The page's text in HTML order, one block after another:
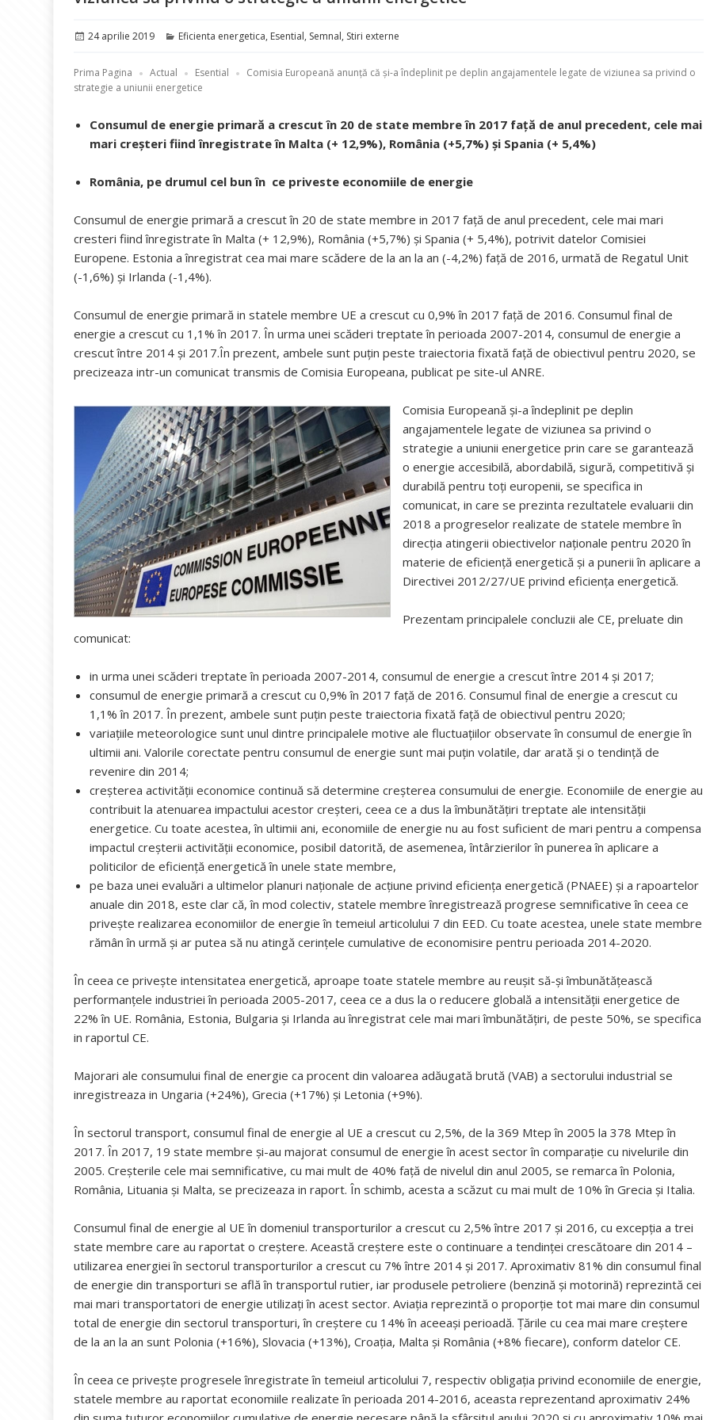
Publicat
24 aprilie 2019 Categorii
Eficienta energetica, Esential, Semnal, Stiri externe
Prima Pagina Actual Esential
Comisia Europeană anunță că și-a îndeplinit pe deplin angajamentele legate de viziunea sa privind o
strategie a uniunii energetice
Consumul de energie primară a crescut în 20 de state membre în 2017 față de anul precedent, cele mai
mari creșteri fiind înregistrate în Malta (+ 12,9%), România (+5,7%) și Spania (+ 5,4%)
România, pe drumul cel bun în ce priveste economiile de energie
Consumul de energie primară a crescut în 20 de state membre in 2017 față de anul precedent, cele mai mari
cresteri fiind înregistrate în Malta (+ 12,9%), România (+5,7%) și Spania (+ 5,4%), potrivit datelor Comisiei
Europene. Estonia a înregistrat cea mai mare scădere de la an la an (-4,2%) față de 2016, urmată de Regatul Unit
(-1,6%) și Irlanda (-1,4%).
Consumul de energie primară in statele membre UE a crescut cu 0,9% în 2017 față de 2016. Consumul final de
energie a crescut cu 1,1% în 2017. În urma unei scăderi treptate în perioada 2007-2014, consumul de energie a
crescut între 2014 și 2017.În prezent, ambele sunt puțin peste traiectoria fixată față de obiectivul pentru 2020, se
precizeaza intr-un comunicat transmis de Comisia Europeana, publicat pe site-ul ANRE.
Comisia Europeană și-a îndeplinit pe deplin
angajamentele legate de viziunea sa privind o
strategie a uniunii energetice prin care se garantează
o energie accesibilă, abordabilă, sigură, competitivă și
durabilă pentru toți europenii, se specifica in
comunicat, in care se prezinta rezultatele evaluarii din
2018 a progreselor realizate de statele membre în
direcția atingerii obiectivelor naționale pentru 2020 în
materie de eficiență energetică și a punerii în aplicare a
Directivei 2012/27/UE privind eficiența energetică.
Prezentam principalele concluzii ale CE, preluate din
comunicat:
in urma unei scăderi treptate în perioada 2007-2014, consumul de energie a crescut între 2014 și 2017;
consumul de energie primară a crescut cu 0,9% în 2017 față de 2016. Consumul final de energie a crescut cu
1,1% în 2017. În prezent, ambele sunt puțin peste traiectoria fixată față de obiectivul pentru 2020;
variațiile meteorologice sunt unul dintre principalele motive ale fluctuațiilor observate în consumul de energie în
ultimii ani. Valorile corectate pentru consumul de energie sunt mai puțin volatile, dar arată și o tendință de
revenire din 2014;
creșterea activității economice continuă să determine creșterea consumului de energie. Economiile de energie au
contribuit la atenuarea impactului acestor creșteri, ceea ce a dus la îmbunătățiri treptate ale intensității
energetice. Cu toate acestea, în ultimii ani, economiile de energie nu au fost suficient de mari pentru a compensa
impactul creșterii activității economice, posibil datorită, de asemenea, întârzierilor în punerea în aplicare a
politicilor de eficiență energetică în unele state membre,
pe baza unei evaluări a ultimelor planuri naționale de acțiune privind eficiența energetică (PNAEE) și a rapoartelor
anuale din 2018, este clar că, în mod colectiv, statele membre înregistrează progrese semnificative în ceea ce
privește realizarea economiilor de energie în temeiul articolului 7 din EED. Cu toate acestea, unele state membre
rămân în urmă și ar putea să nu atingă cerințele cumulative de economisire pentru perioada 2014-2020.
În ceea ce privește intensitatea energetică, aproape toate statele membre au reușit să-și îmbunătățească
performanțele industriei în perioada 2005-2017, ceea ce a dus la o reducere globală a intensității energetice de
22% în UE. România, Estonia, Bulgaria și Irlanda au înregistrat cele mai mari îmbunătățiri, de peste 50%, se specifica
in raportul CE.
Majorari ale consumului final de energie ca procent din valoarea adăugată brută (VAB) a sectorului industrial se
inregistreaza in Ungaria (+24%), Grecia (+17%) și Letonia (+9%).
În sectorul transport, consumul final de energie al UE a crescut cu 2,5%, de la 369 Mtep în 2005 la 378 Mtep în
2017. În 2017, 19 state membre și-au majorat consumul de energie în acest sector în comparație cu nivelurile din
2005. Creșterile cele mai semnificative, cu mai mult de 40% față de nivelul din anul 2005, se remarca în Polonia,
România, Lituania și Malta, se precizeaza in raport. În schimb, acesta a scăzut cu mai mult de 10% în Grecia și Italia.
Consumul final de energie al UE în domeniul transporturilor a crescut cu 2,5% între 2017 și 2016, cu excepția a trei
state membre care au raportat o creștere. Această creștere este o continuare a tendinței crescătoare din 2014 –
utilizarea energiei în sectorul transporturilor a crescut cu 7% între 2014 și 2017. Aproximativ 81% din consumul final
de energie din transporturi se află în transportul rutier, iar produsele petroliere (benzină și motorină) reprezintă cei
mai mari transportatori de energie utilizați în acest sector. Aviația reprezintă o proporție tot mai mare din consumul
total de energie din sectorul transporturi, în creștere cu 14% în aceeași perioadă. Țările cu cea mai mare creștere
de la an la an sunt Polonia (+16%), Slovacia (+13%), Croația, Malta și România (+8% fiecare), conform datelor CE.
În ceea ce privește progresele înregistrate în temeiul articolului 7, respectiv obligația privind economiile de energie,
statele membre au raportat economiile realizate în perioada 2014-2016, aceasta reprezentand aproximativ 24%